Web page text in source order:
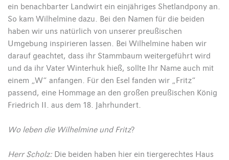
ein benachbarter Landwirt ein einjähriges Shetlandpony an.
So kam Wilhelmine dazu. Bei den Namen für die beiden
haben wir uns natürlich von unserer preußischen
Umgebung inspirieren lassen. Bei Wilhelmine haben wir
darauf geachtet, dass ihr Stammbaum weitergeführt wird
und da ihr Vater Winterhuk hieß, sollte Ihr Name auch mit
einem „W“ anfangen. Für den Esel fanden wir „Fritz“
passend, eine Hommage an den großen preußischen König
Friedrich II. aus dem 18. Jahrhundert.
Wo leben die Wilhelmine und Fritz?
Herr Scholz: Die beiden haben hier ein tiergerechtes Haus